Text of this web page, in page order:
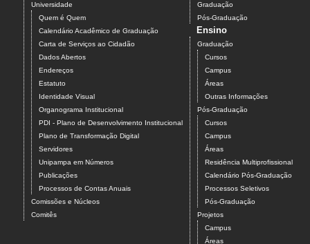
Universidade
Quem é Quem
Calendário Acadêmico de Graduação
Carta de Serviços ao Cidadão
Dados Abertos
Endereços
Estatuto
Identidade Visual
Organograma Institucional
PDI - Plano de Desenvolvimento Institucional
Plano de Transformação Digital
Servidores
Unipampa em Números
Publicações
Processos de Contas Anuais
Comissões e Núcleos
Comitês
Graduação
Pós-Graduação
Ensino
Graduação
Cursos
Campus
Áreas
Outras Informações
Pós-Graduação
Cursos
Campus
Áreas
Residência Multiprofissional
Calendário Pós-Graduação
Processos Seletivos
Pós-Graduação
Projetos
Campus
Áreas